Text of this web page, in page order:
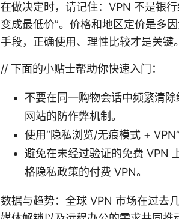
在做决定时，请记住：VPN 不是银
变成最低价”。价格和地区定价是多
手段，正确使用、理性比较才是关键。
// 下面的小贴士帮助你快速入门：
不要在同一购物会话中频繁清
网站的防作弊机制。
使用“隐私浏览/无痕模式 +
避免在未经过验证的免费 VPN
格隐私政策的付费 VPN。
数据与趋势：全球 VPN 市场在过去